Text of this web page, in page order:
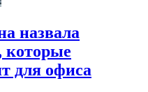
назвала
которые
для офиса